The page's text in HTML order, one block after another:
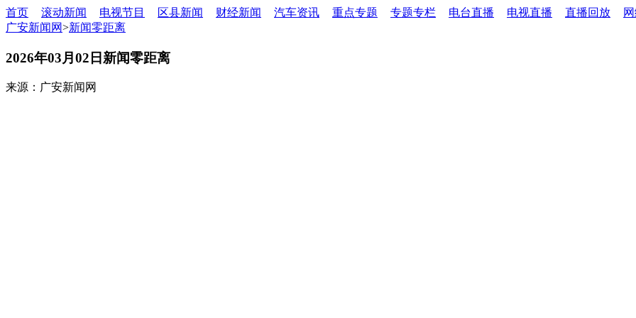
首页 滚动新闻 电视节目 区县新闻 财经新闻 汽车资讯 重点专题 专题专栏 电台直播 电视直播 直播回放
广安新闻网>新闻零距离
2026年03月02日新闻零距离
来源：广安新闻网